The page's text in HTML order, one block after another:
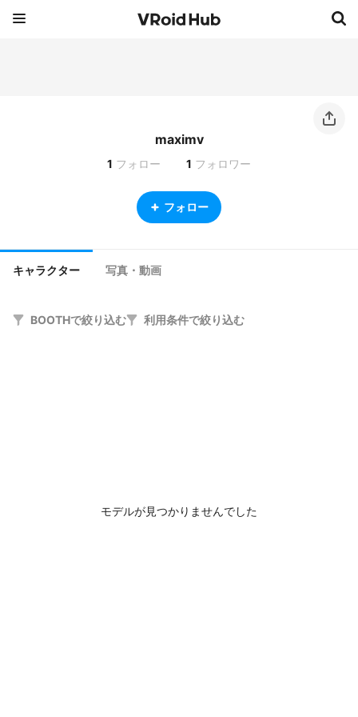
maximv
1 フォロー 1 フォロワー
フォロー
キャラクター 写真・動画
BOOTHで絞り込む 利用条件で絞り込む
モデルが見つかりませんでした